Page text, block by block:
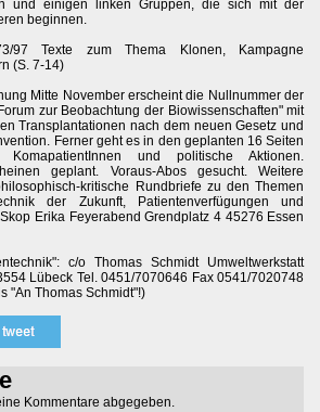
und einigen linken Gruppen, die sich mit der
beginnen.
97 Texte zum Thema Klonen, Kampagne
(S. 7-14)
Mitte November erscheint die Nullnummer der
zur Beobachtung der Biowissenschaften" mit
Transplantationen nach dem neuen Gesetz und
Ferner geht es in den geplanten 16 Seiten
und politische Aktionen.
geplant. Voraus-Abos gesucht. Weitere
kritische Rundbriefe zu den Themen
der Zukunft, Patientenverfügungen und
Erika Feyerabend Grendplatz 4 45276 Essen
c/o Thomas Schmidt Umweltwerkstatt
Lübeck Tel. 0451/7070646 Fax 0541/7020748
"An Thomas Schmidt"!)
Kommentare abgegeben.